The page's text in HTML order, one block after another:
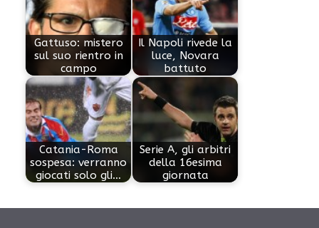
Gattuso: mistero
sul suo rientro in
campo
Il Napoli rivede la
luce, Novara
battuto
Catania-Roma
sospesa: verranno
giocati solo gli…
Serie A, gli arbitri
della 16esima
giornata